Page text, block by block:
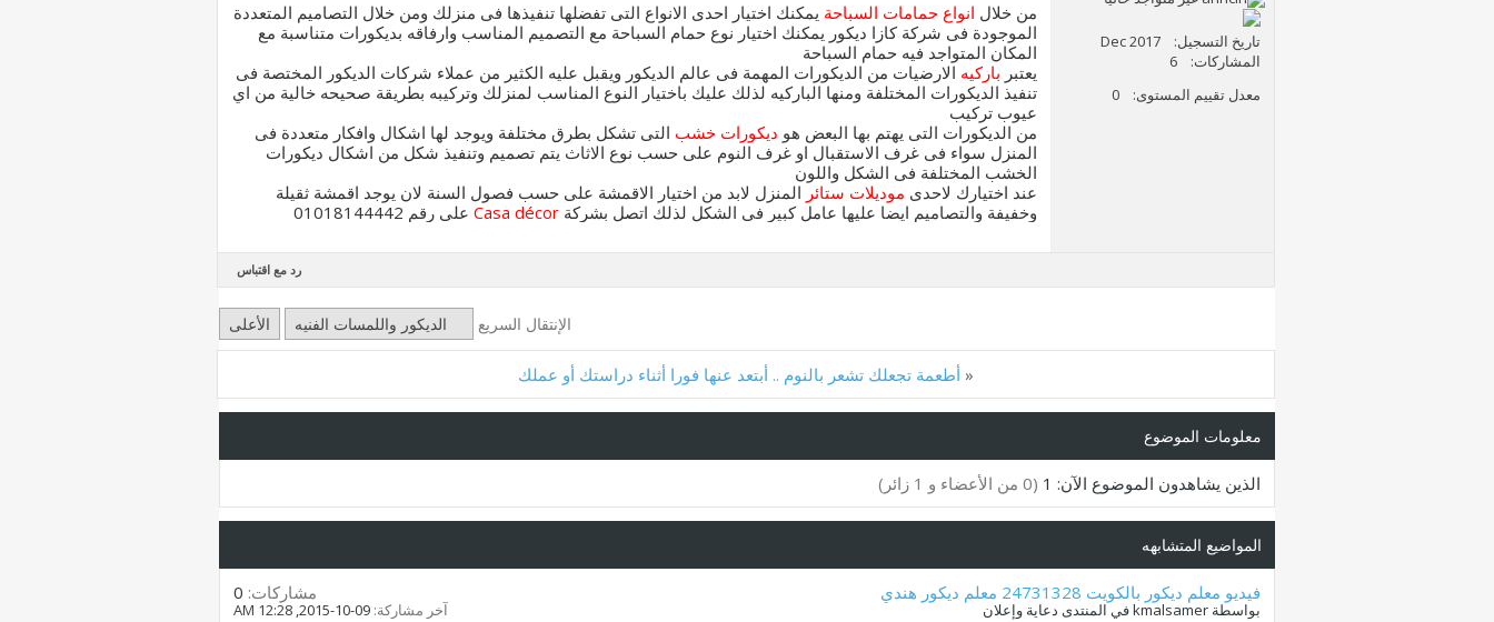
تاريخ التسجيل
Dec 2017
المشاركات
6
معدل تقييم المستوى
0
من خلال انواع حمامات السباحة يمكنك اختيار احدى الانواع التى تفضلها تنفيذها فى منزلك ومن خلال التصاميم المتعددة
الموجودة فى شركة كازا ديكور يمكنك اختيار نوع حمام السباحة مع التصميم المناسب وارفاقه بديكورات متناسبة مع
المكان المتواجد فيه حمام السباحة
يعتبر باركيه الارضيات من الديكورات المهمة فى عالم الديكور ويقبل عليه الكثير من عملاء شركات الديكور المختصة فى
تنفيذ الديكورات المختلفة ومنها الباركيه لذلك عليك باختيار النوع المناسب لمنزلك وتركيبه بطريقة صحيحه خالية من اي
عيوب تركيب
من الديكورات التى يهتم بها البعض هو ديكورات خشب التى تشكل بطرق مختلفة ويوجد لها اشكال وافكار متعددة فى
المنزل سواء فى غرف الاستقبال او غرف النوم على حسب نوع الاثاث يتم تصميم وتنفيذ شكل من اشكال ديكورات
الخشب المختلفة فى الشكل واللون
عند اختيارك لاحدى موديلات ستائر المنزل لابد من اختيار الاقمشة على حسب فصول السنة لان يوجد اقمشة ثقيلة
وخفيفة والتصاميم ايضا عليها عامل كبير فى الشكل لذلك اتصل بشركة Casa décor على رقم 01018144442
رد مع اقتباس
الإنتقال السريع الديكور واللمسات الفنيه الأعلى
« أطعمة تجعلك تشعر بالنوم .. أبتعد عنها فورا أثناء دراستك أو عملك
معلومات الموضوع
الذين يشاهدون الموضوع الآن: 1 (0 من الأعضاء و 1 زائر)
المواضيع المتشابهه
فيديو معلم ديكور بالكويت 24731328 معلم ديكور هندي
بواسطة kmalsamer في المنتدى دعاية وإعلان
مشاركات:
آخر مشاركة: 12:28 AM